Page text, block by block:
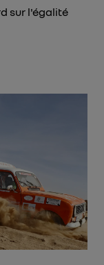
sur l'égalité